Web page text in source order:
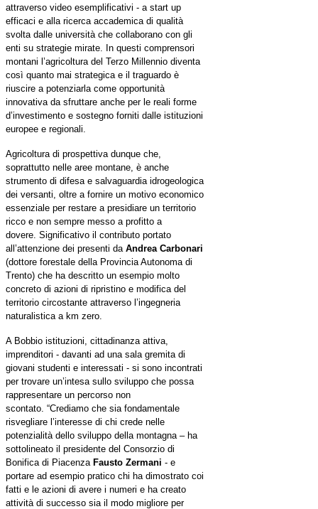
attraverso video esemplificativi - a start up
efficaci e alla ricerca accademica di qualità
svolta dalle università che collaborano con gli
enti su strategie mirate.
In questi comprensori
montani l’agricoltura del Terzo Millennio diventa
così quanto mai strategica e il traguardo è
riuscire a potenziarla come opportunità
innovativa da sfruttare anche per le reali forme
d’investimento e sostegno forniti dalle istituzioni
europee e regionali.
Agricoltura di prospettiva dunque che,
soprattutto nelle aree montane, è anche
strumento di difesa e salvaguardia idrogeologica
dei versanti, oltre a fornire un motivo economico
essenziale per restare a presidiare un territorio
ricco e non sempre messo a profitto a
dovere. Significativo il contributo portato
all’attenzione dei presenti da Andrea Carbonari
(dottore forestale della Provincia Autonoma di
Trento) che ha descritto un esempio molto
concreto di azioni di ripristino e modifica del
territorio circostante attraverso l’ingegneria
naturalistica a km zero.
A Bobbio istituzioni, cittadinanza attiva,
imprenditori - davanti ad una sala gremita di
giovani studenti e interessati - si sono incontrati
per trovare un’intesa sullo sviluppo che possa
rappresentare un percorso non
scontato. “Crediamo che sia fondamentale
risvegliare l’interesse di chi crede nelle
potenzialità dello sviluppo della montagna – ha
sottolineato il presidente del Consorzio di
Bonifica di Piacenza Fausto Zermani - e
portare ad esempio pratico chi ha dimostrato coi
fatti e le azioni di avere i numeri e ha creato
attività di successo sia il modo migliore per